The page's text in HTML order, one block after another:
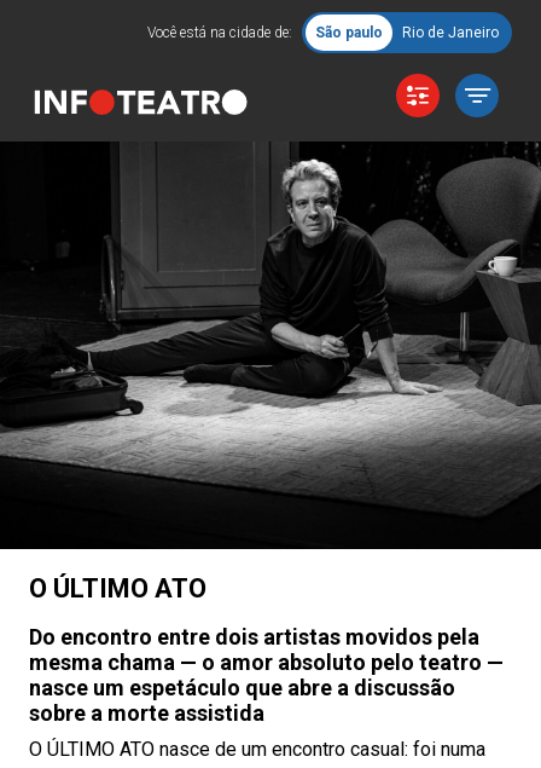
Você está na cidade de: São paulo Rio de Janeiro
O ÚLTIMO ATO
Do encontro entre dois artistas movidos pela
mesma chama — o amor absoluto pelo teatro —
nasce um espetáculo que abre a discussão
sobre a morte assistida
O ÚLTIMO ATO nasce de um encontro casual: foi numa